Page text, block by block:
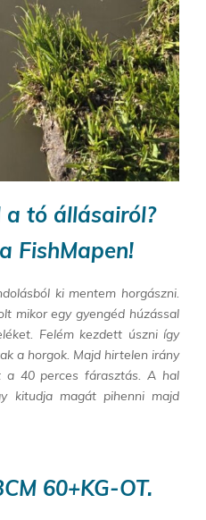
tó állásairól?
FishMapen!
ki mentem horgászni.
mikor egy gyengéd húzással
Felém kezdett úszni így
a horgok. Majd hirtelen irány
a 40 perces fárasztás. A hal
kitudja magát pihenni majd
60+KG-OT.